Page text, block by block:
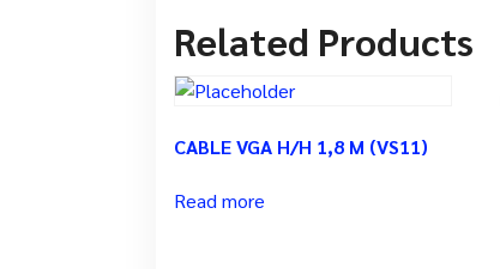
Related Products
CABLE VGA H/H 1,8 M (VS11)
Read more